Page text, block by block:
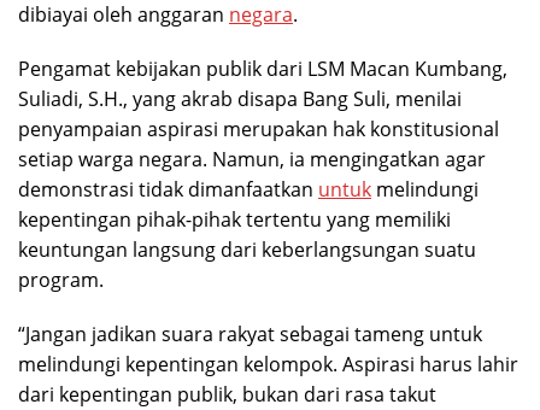
dibiayai oleh anggaran negara.
Pengamat kebijakan publik dari LSM Macan Kumbang,
Suliadi, S.H., yang akrab disapa Bang Suli, menilai
penyampaian aspirasi merupakan hak konstitusional
setiap warga negara. Namun, ia mengingatkan agar
demonstrasi tidak dimanfaatkan untuk melindungi
kepentingan pihak-pihak tertentu yang memiliki
keuntungan langsung dari keberlangsungan suatu
program.
“Jangan jadikan suara rakyat sebagai tameng untuk
melindungi kepentingan kelompok. Aspirasi harus lahir
dari kepentingan publik, bukan dari rasa takut